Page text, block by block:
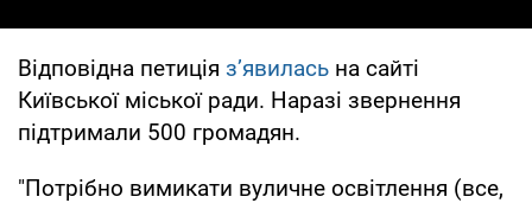
Відповідна петиція з’явилась на сайті
Київської міської ради. Наразі звернення
підтримали 500 громадян.
"Потрібно вимикати вуличне освітлення (все,